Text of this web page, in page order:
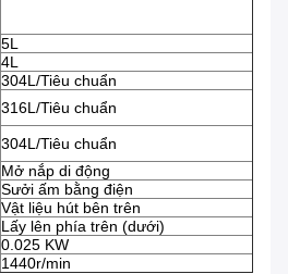
5L
4L
304L/Tiêu chuẩn
316L/Tiêu chuẩn
304L/Tiêu chuẩn
Mở nắp di động
Sưởi ấm bằng điện
Vật liệu hút bên trên
Lấy lên phía trên (dưới)
0.025 KW
1440r/min